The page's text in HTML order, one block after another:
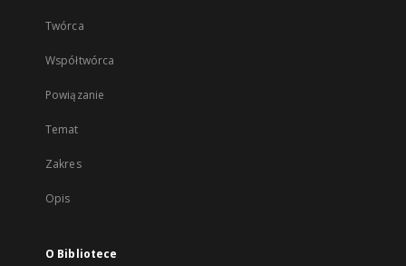
Twórca
Współtwórca
Powiązanie
Temat
Zakres
Opis
O Bibliotece